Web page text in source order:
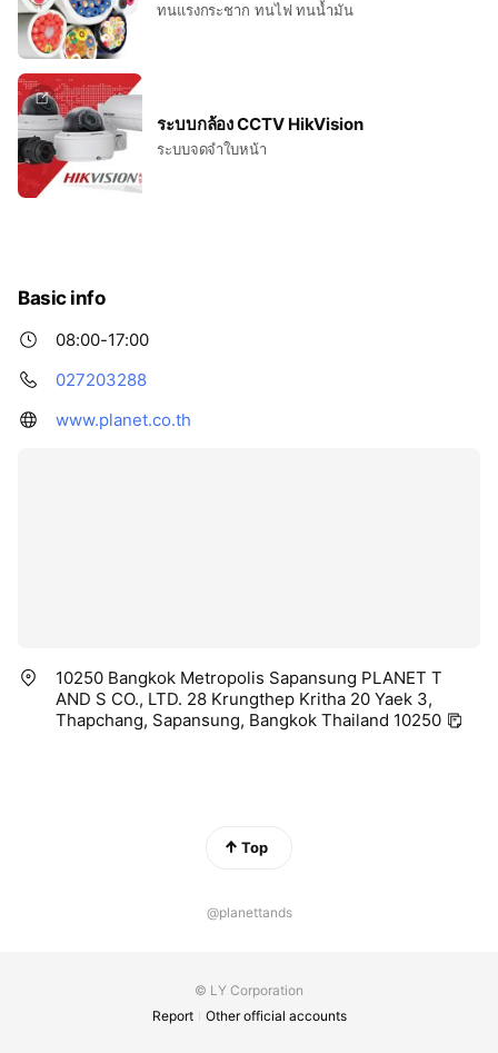
ทนแรงกระชาก ทนไฟ ทนน้ำมัน
ระบบกล้อง CCTV HikVision
ระบบจดจำใบหน้า
Basic info
08:00-17:00
027203288
www.planet.co.th
10250 Bangkok Metropolis Sapansung PLANET T
AND S CO., LTD. 28 Krungthep Kritha 20 Yaek 3,
Thapchang, Sapansung, Bangkok Thailand 10250
Top
@planettands
© LY Corporation
Report
Other official accounts